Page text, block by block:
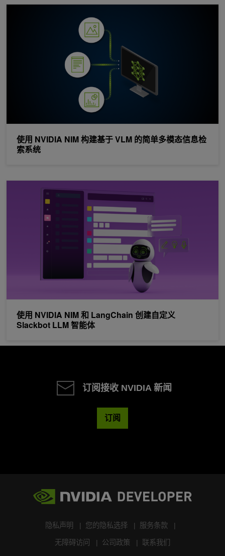
使用 NVIDIA NIM 构建基于 VLM 的简单多模态信息检
索系统
使用 NVIDIA NIM 和 LangChain 创建自定义
Slackbot LLM 智能体
使用 NVIDIA NIM 和 LangChain 创建自定义 Slackbot LLM 智能体
订阅接收 NVIDIA 新闻
订阅
隐私声明 您的隐私选择 服务条款
无障碍访问 公司政策 联系我们